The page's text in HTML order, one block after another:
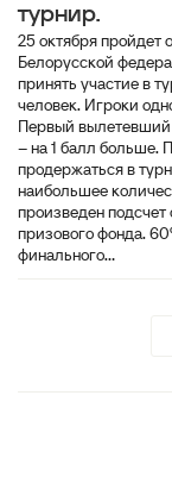
турнир.
25 октября пройдет
Белорусской
принять участие в
человек. Игроки
Первый
– на 1 балл больше.
продержаться в
наибольшее
произведен
призового фонда.
финального...